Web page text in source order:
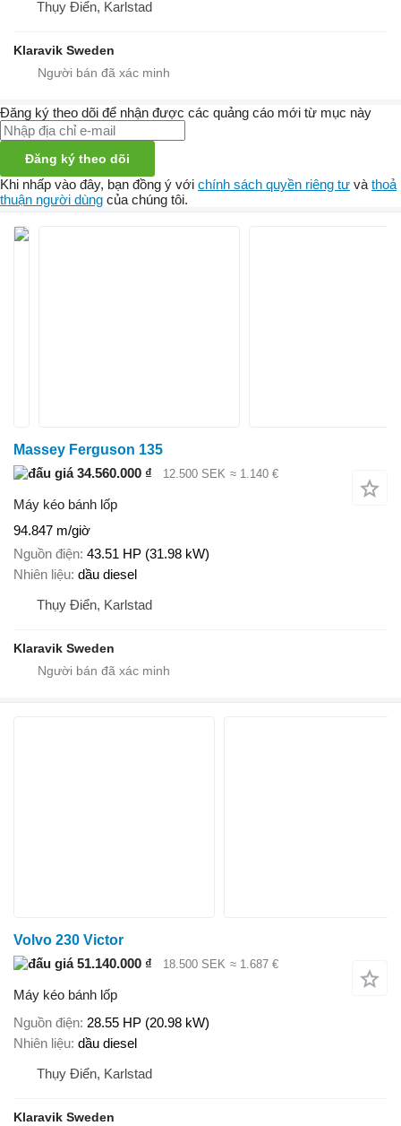
Thụy Điển, Karlstad
Klaravik Sweden
Đăng ký theo dõi để nhận được các quảng cáo mới từ mục này
Đăng ký theo dõi
Khi nhấp vào đây, bạn đồng ý với chính sách quyền riêng tư và thoả
thuận người dùng của chúng tôi.
Massey Ferguson 135
34.560.000 ₫
12.500 SEK ≈ 1.140 €
Máy kéo bánh lốp
94.847 m/giờ
Nguồn điện 43.51 HP (31.98 kW)
Nhiên liệu dầu diesel
Thụy Điển, Karlstad
Klaravik Sweden
Volvo 230 Victor
51.140.000 ₫
18.500 SEK ≈ 1.687 €
Máy kéo bánh lốp
Nguồn điện 28.55 HP (20.98 kW)
Nhiên liệu dầu diesel
Thụy Điển, Karlstad
Klaravik Sweden